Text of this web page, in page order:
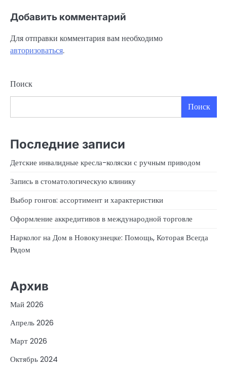
Добавить комментарий
Для отправки комментария вам необходимо
авторизоваться.
Поиск
Поиск
Последние записи
Детские инвалидные кресла-коляски с ручным приводом
Запись в стоматологическую клинику
Выбор гонгов: ассортимент и характеристики
Оформление аккредитивов в международной торговле
Нарколог на Дом в Новокузнецке: Помощь, Которая Всегда
Рядом
Архив
Май 2026
Апрель 2026
Март 2026
Октябрь 2024